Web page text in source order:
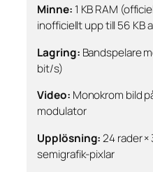
Minne: 1 KB RAM
inofficiellt upp till 56 KB
Lagring: Bandspelare
bit/s)
Video: Monokrom bild
modulator
Upplösning:24 rader ×
semigrafik-pixlar